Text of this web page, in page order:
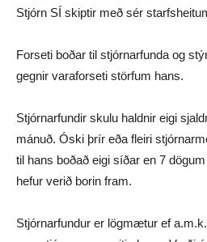
Stjórn SÍ skiptir með sér
Forseti boðar til stjórnarfunda og
gegnir varaforseti störfum hans.
Stjórnarfundir skulu haldnir eigi
mánuð. Óski þrír eða fleiri
til hans boðað eigi síðar en 7
hefur verið borin fram.
Stjórnarfundur er lögmætur ef